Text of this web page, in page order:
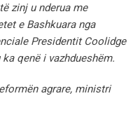
zinj u nderua me
e Bashkuara nga
Presidentit Coolidge
qenë i vazhdueshëm.
agrare, ministri